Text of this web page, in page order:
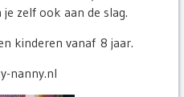
zelf ook aan de slag.
kinderen vanaf 8 jaar.
nanny.nl